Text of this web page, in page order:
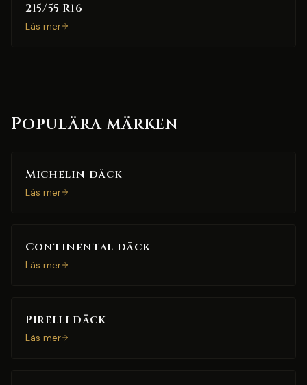
215/55 R16
Läs mer
Populära märken
Michelin däck
Läs mer
Continental däck
Läs mer
Pirelli däck
Läs mer